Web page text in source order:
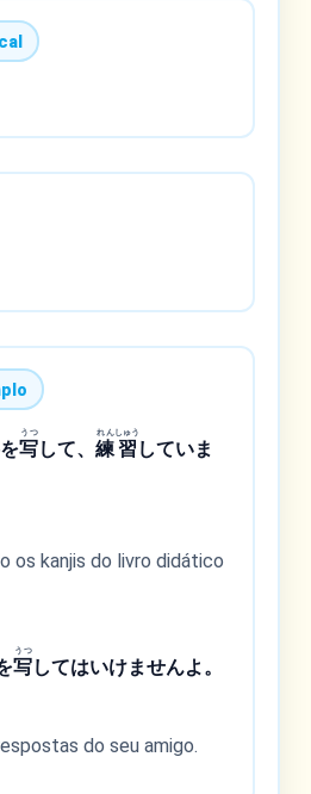
を写
うつ
して、練
れん
習
しゅう
していま
os kanjis do livro didático
写
うつ
してはいけませんよ。
do seu amigo.